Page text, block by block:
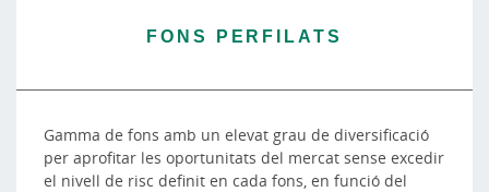
FONS PERFILATS
Gamma de fons amb un elevat grau de diversificació
per aprofitar les oportunitats del mercat sense excedir
el nivell de risc definit en cada fons, en funció del